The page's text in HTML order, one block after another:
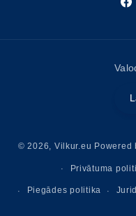
© 2026, Vilkur.eu Powered
Privātuma
Piegādes politika